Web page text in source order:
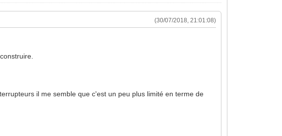
(30/07/2018, 21:01:08)
il me semble que c'est un peu plus limité en terme de